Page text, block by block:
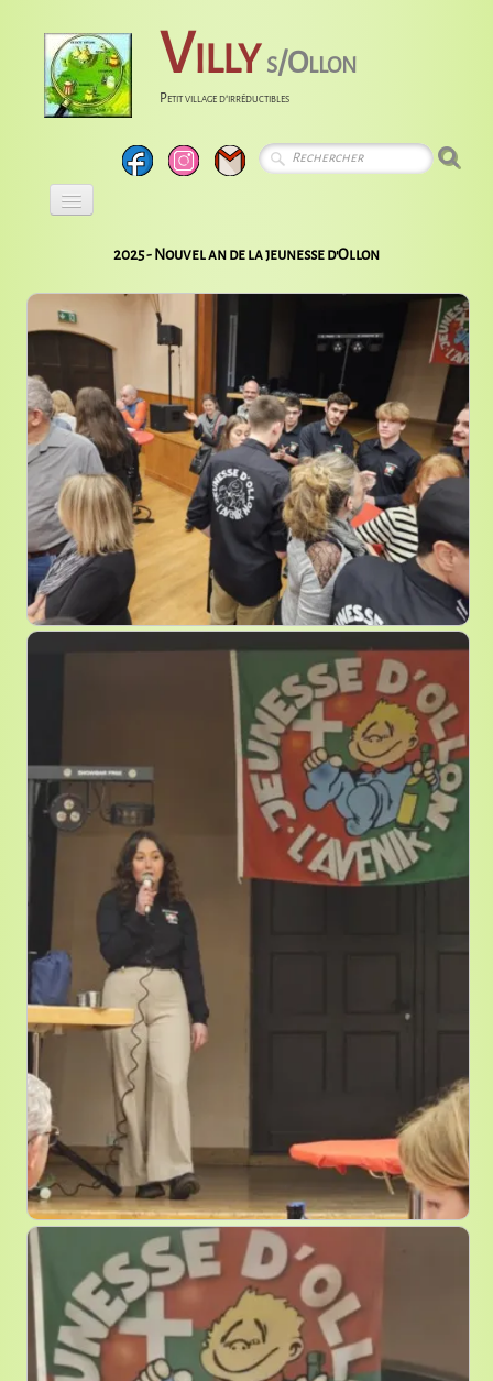
Villy s/Ollon
Petit village d'irréductibles
Calendrier
Albums
Entreprises
Histoire
Liens
2025 - Nouvel an de la jeunesse d'Ollon